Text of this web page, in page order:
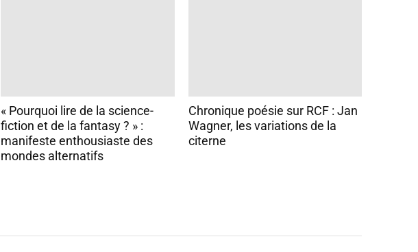
« Pourquoi lire de la science-
fiction et de la fantasy ? » :
manifeste enthousiaste des
mondes alternatifs
Chronique poésie sur RCF : Jan
Wagner, les variations de la
citerne